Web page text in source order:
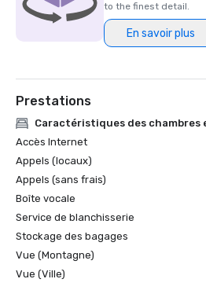
to the finest detail.
En savoir plus
Prestations
Caractéristiques des chambres
Accès Internet
Appels (locaux)
Appels (sans frais)
Boîte vocale
Service de blanchisserie
Stockage des bagages
Vue (Montagne)
Vue (Ville)